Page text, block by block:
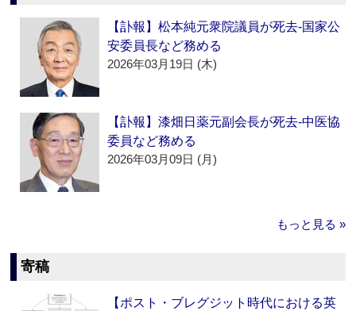
【訃報】松本純元衆院議員が死去‐国家公
安委員長など務める
2026年03月19日 (木)
【訃報】漆畑日薬元副会長が死去‐中医協
委員など務める
2026年03月09日 (月)
もっと見る »
寄稿
【ポスト・ブレグジット時代における英